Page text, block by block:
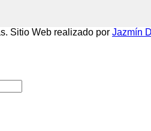
Sitio Web realizado por Jazmín